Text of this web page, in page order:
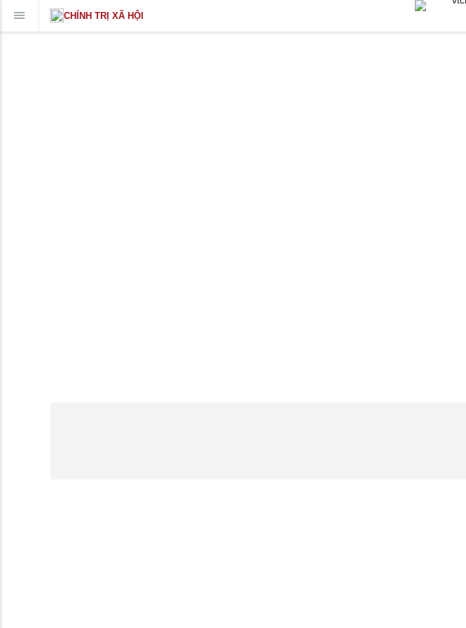
CHÍNH TRỊ XÃ HỘI